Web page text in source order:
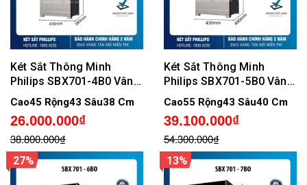
Két Sắt Thông Minh
Philips SBX701-4B0 Vân
Tay Điện Tử, Không cảnh
báo qua điện thoại
Cao45 Rộng43 Sâu38 Cm
26.000.000₫
38.800.000₫
Két Sắt Thông Minh
Philips SBX701-5B0 Vân
Tay Điện Tử Chính Hãng,
Không cảnh báo qua điện
thoại
Cao55 Rộng43 Sâu40 Cm
39.100.000₫
54.300.000₫
27% 13%